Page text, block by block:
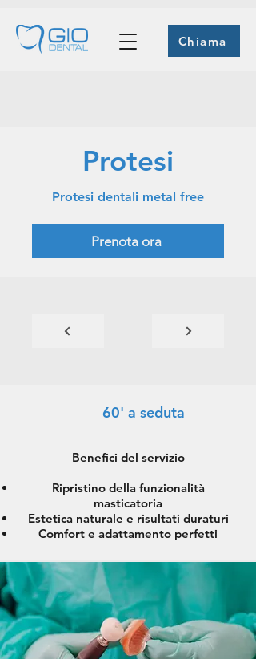
Chiama
Protesi
Protesi dentali metal free
Prenota ora
60' a seduta
Benefici del servizio
Ripristino della funzionalità
masticatoria
Estetica naturale e risultati duraturi
Comfort e adattamento perfetti